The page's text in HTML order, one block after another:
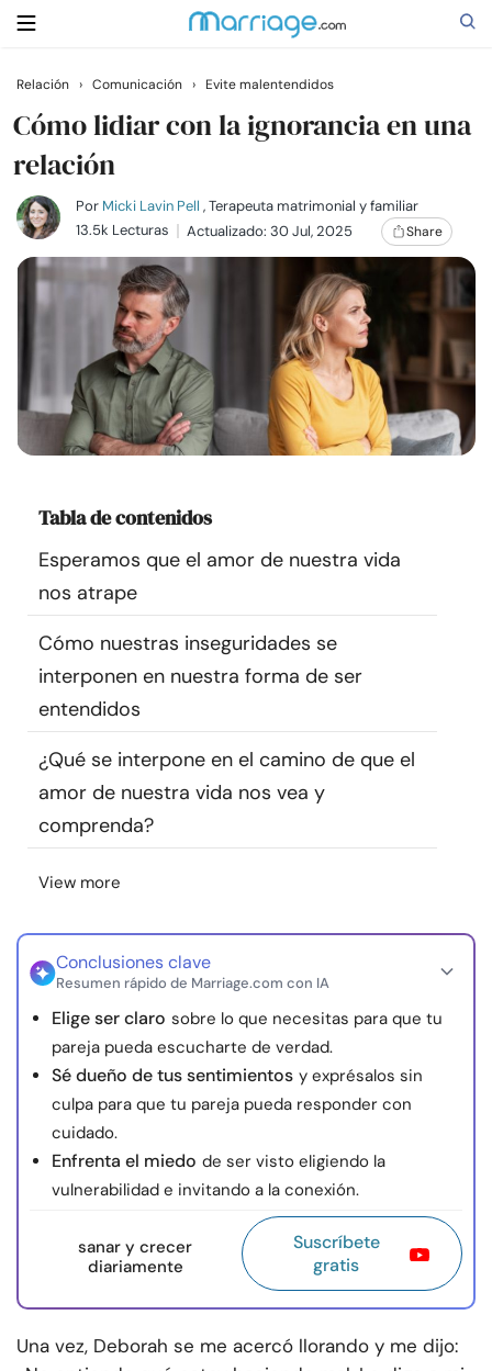
Buscar
Casarse
Relaciones
Ayuda
Cursos
Recursos
Comunidad
Encuentra un terapeuta
Idioma
Sobre nosotros Contáctanos Escríbenos
nosotros
Relación › Comunicación › Evite malentendidos
Cómo lidiar con la ignorancia en una
relación
Por Micki Lavin Pell , Terapeuta matrimonial y familiar
13.5k Lecturas
Actualizado: 30 Jul, 2025 Share
Tabla de contenidos
Esperamos que el amor de nuestra vida
nos atrape
Cómo nuestras inseguridades se
interponen en nuestra forma de ser
entendidos
¿Qué se interpone en el camino de que el
amor de nuestra vida nos vea y
comprenda?
View more
Conclusiones clave
Resumen rápido de Marriage.com con IA
Elige ser claro sobre lo que necesitas para que tu
pareja pueda escucharte de verdad.
Sé dueño de tus sentimientos y exprésalos sin
culpa para que tu pareja pueda responder con
cuidado.
Enfrenta el miedo de ser visto eligiendo la
vulnerabilidad e invitando a la conexión.
sanar y crecer
diariamente
Suscríbete
gratis
Una vez, Deborah se me acercó llorando y me dijo: